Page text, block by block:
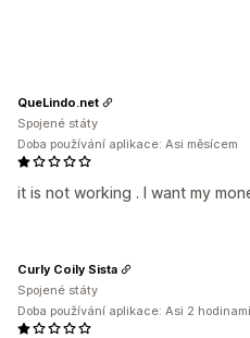
it is not working . I want my
QueLindo.net
Spojené státy
Doba používání aplikace: Asi měsícem
Curly Coily Sista
Spojené státy
Doba používání aplikace: Asi 2 hodinami